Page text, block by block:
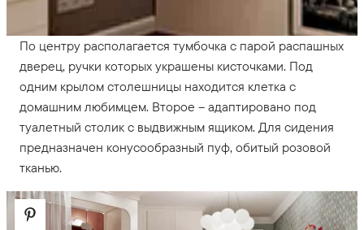
По центру располагается тумбочка с парой распашных
дверец, ручки которых украшены кисточками. Под
одним крылом столешницы находится клетка с
домашним любимцем. Второе – адаптировано под
туалетный столик с выдвижным ящиком. Для сидения
предназначен конусообразный пуф, обитый розовой
тканью.